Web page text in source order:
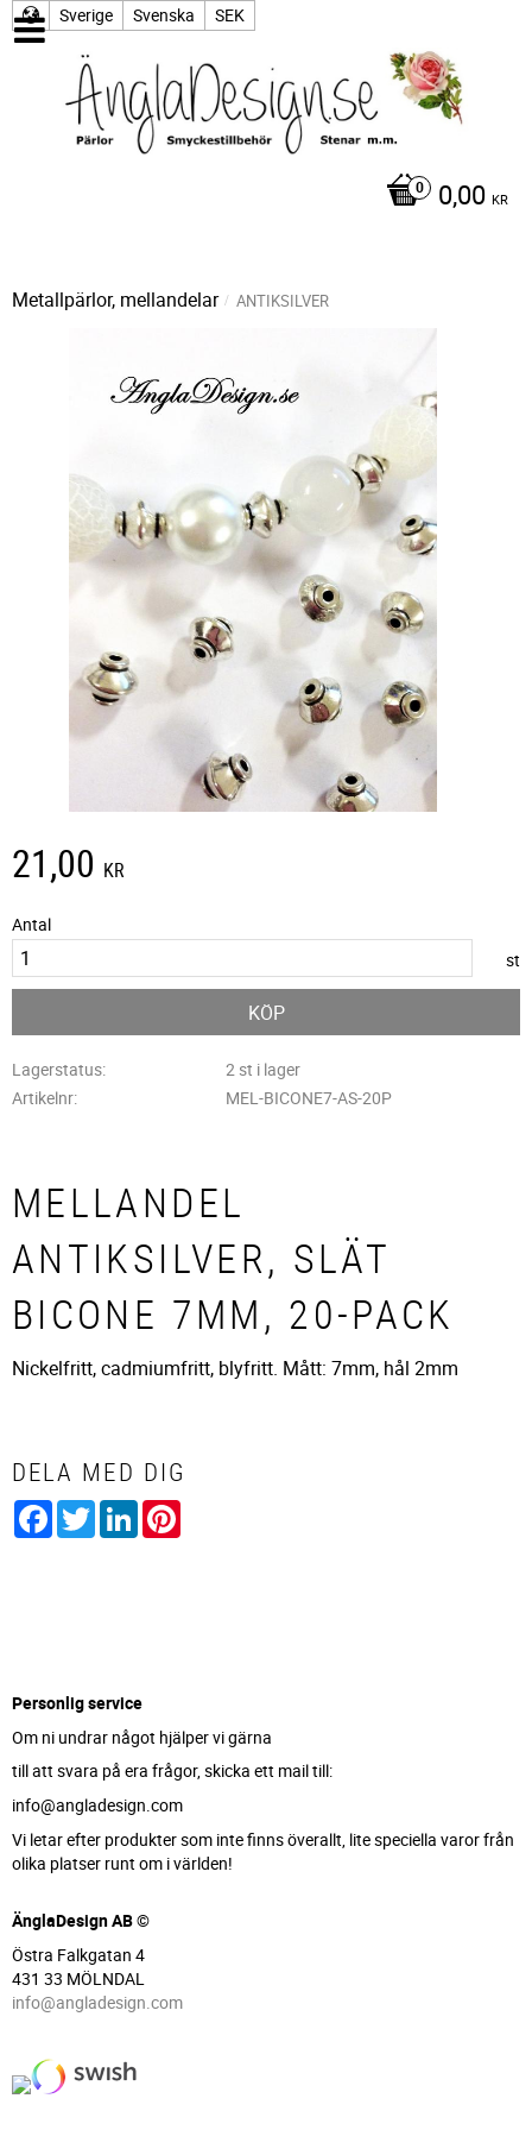
Sverige Svenska SEK
0,00 KR
Metallpärlor, mellandelar ANTIKSILVER
21,00 KR
Antal
st
KÖP
Lagerstatus
2 st i lager
Artikelnr
MEL-BICONE7-AS-20P
MELLANDEL
ANTIKSILVER, SLÄT
BICONE 7MM, 20-PACK
Nickelfritt, cadmiumfritt, blyfritt. Mått: 7mm, hål 2mm
DELA MED DIG
Facebook
TwitterLinkedIn
Personlig service
Om ni undrar något hjälper vi gärna
till att svara på era frågor, skicka ett mail till:
info@angladesign.com
Vi letar efter produkter som inte finns överallt, lite speciella varor från
olika platser runt om i världen!
ÄnglaDesign AB ©
Östra Falkgatan 4
431 33 MÖLNDAL
info@angladesign.com